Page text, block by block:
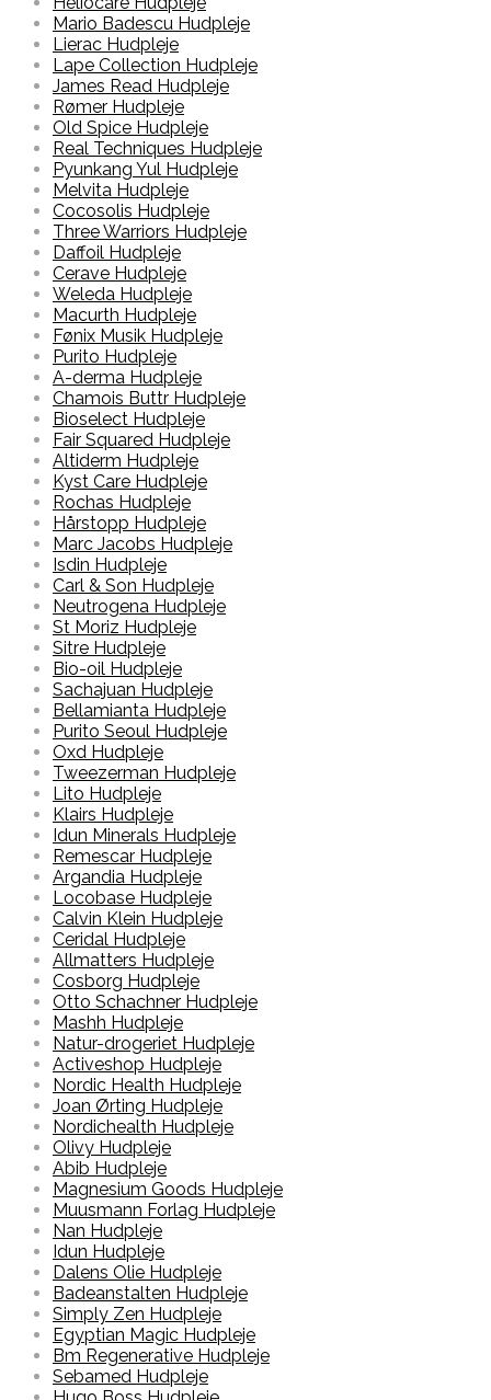
Mario Badescu Hudpleje
Lierac Hudpleje
Lape Collection Hudpleje
James Read Hudpleje
Rømer Hudpleje
Old Spice Hudpleje
Real Techniques Hudpleje
Pyunkang Yul Hudpleje
Melvita Hudpleje
Cocosolis Hudpleje
Three Warriors Hudpleje
Daffoil Hudpleje
Cerave Hudpleje
Weleda Hudpleje
Macurth Hudpleje
Fønix Musik Hudpleje
Purito Hudpleje
A-derma Hudpleje
Chamois Buttr Hudpleje
Bioselect Hudpleje
Fair Squared Hudpleje
Altiderm Hudpleje
Kyst Care Hudpleje
Rochas Hudpleje
Hårstopp Hudpleje
Marc Jacobs Hudpleje
Isdin Hudpleje
Carl & Son Hudpleje
Neutrogena Hudpleje
St Moriz Hudpleje
Sitre Hudpleje
Bio-oil Hudpleje
Sachajuan Hudpleje
Bellamianta Hudpleje
Purito Seoul Hudpleje
Oxd Hudpleje
Tweezerman Hudpleje
Lito Hudpleje
Klairs Hudpleje
Idun Minerals Hudpleje
Remescar Hudpleje
Argandia Hudpleje
Locobase Hudpleje
Calvin Klein Hudpleje
Ceridal Hudpleje
Allmatters Hudpleje
Cosborg Hudpleje
Otto Schachner Hudpleje
Mashh Hudpleje
Natur-drogeriet Hudpleje
Activeshop Hudpleje
Nordic Health Hudpleje
Joan Ørting Hudpleje
Nordichealth Hudpleje
Olivy Hudpleje
Abib Hudpleje
Magnesium Goods Hudpleje
Muusmann Forlag Hudpleje
Nan Hudpleje
Idun Hudpleje
Dalens Olie Hudpleje
Badeanstalten Hudpleje
Simply Zen Hudpleje
Egyptian Magic Hudpleje
Bm Regenerative Hudpleje
Sebamed Hudpleje